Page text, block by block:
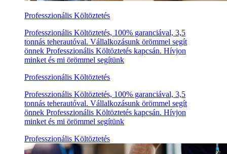
Professzionális Költöztetés
Professzionális Költöztetés, 100% garanciával, 3,5
tonnás teherautóval. Vállalkozásunk örömmel segít
önnek Professzionális Költöztetés kapcsán. Hívjon
minket és mi örömmel segítünk
Professzionális Költöztetés
Professzionális Költöztetés, 100% garanciával, 3,5
tonnás teherautóval. Vállalkozásunk örömmel segít
önnek Professzionális Költöztetés kapcsán. Hívjon
minket és mi örömmel segítünk
Professzionális Költöztetés